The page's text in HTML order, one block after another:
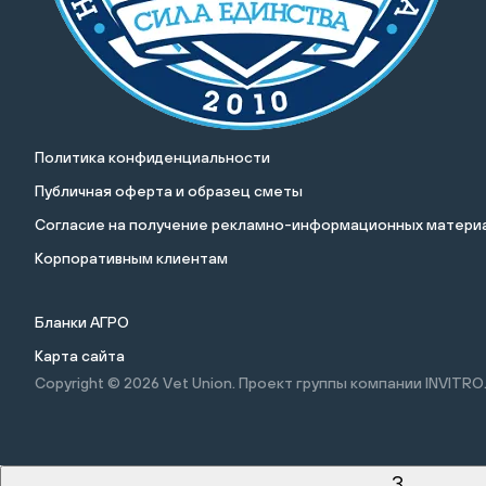
Политика конфиденциальности
Публичная оферта и образец сметы
Cогласие на получение рекламно-информационных
Корпоративным клиентам
Бланки АГРО
Карта сайта
Copyright © 2026 Vet Union. Проект группы компании INVITRO.